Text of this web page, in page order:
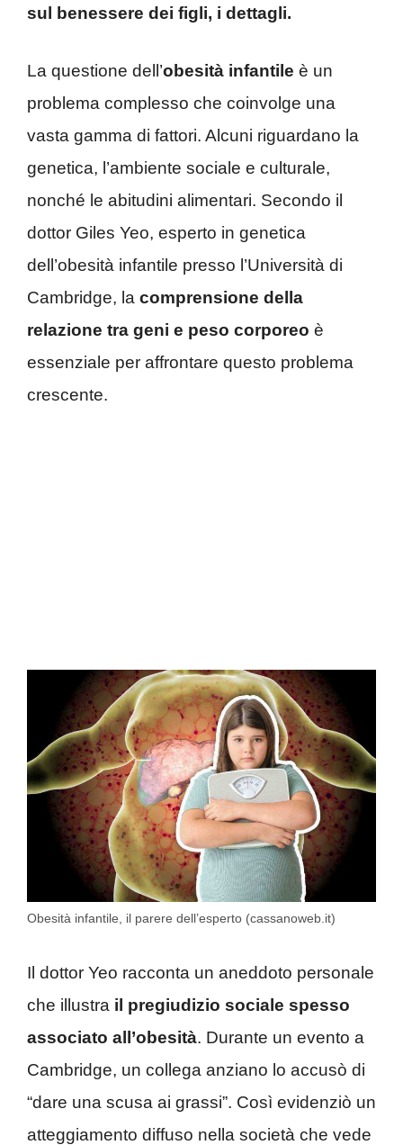
sul benessere dei figli, i dettagli.
La questione dell’obesità infantile è un
problema complesso che coinvolge una
vasta gamma di fattori. Alcuni riguardano la
genetica, l’ambiente sociale e culturale,
nonché le abitudini alimentari. Secondo il
dottor Giles Yeo, esperto in genetica
dell’obesità infantile presso l’Università di
Cambridge, la comprensione della
relazione tra geni e peso corporeo è
essenziale per affrontare questo problema
crescente.
Obesità infantile, il parere dell’esperto (cassanoweb.it)
Il dottor Yeo racconta un aneddoto personale
che illustra il pregiudizio sociale spesso
associato all’obesità. Durante un evento a
Cambridge, un collega anziano lo accusò di
“dare una scusa ai grassi”. Così evidenziò un
atteggiamento diffuso nella società che vede